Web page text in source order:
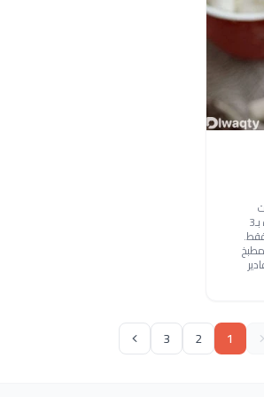
بالمارشميلو خطوة بخطوة بـ3
فقط.
1
2
3